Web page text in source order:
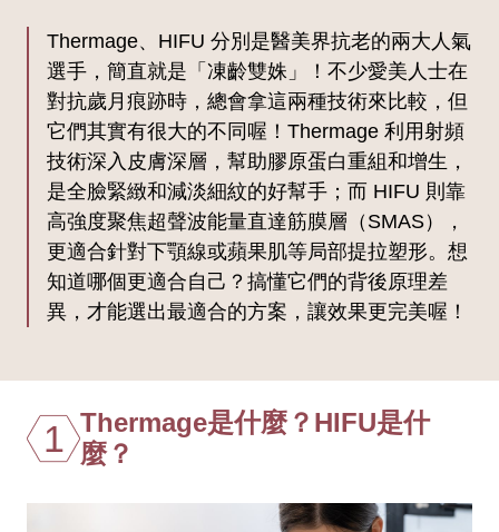
Thermage、HIFU 分別是醫美界抗老的兩大人氣
選手，簡直就是「凍齡雙姝」！不少愛美人士在
對抗歲月痕跡時，總會拿這兩種技術來比較，但
它們其實有很大的不同喔！Thermage 利用射頻
技術深入皮膚深層，幫助膠原蛋白重組和增生，
是全臉緊緻和減淡細紋的好幫手；而 HIFU 則靠
高強度聚焦超聲波能量直達筋膜層（SMAS），
更適合針對下顎線或蘋果肌等局部提拉塑形。想
知道哪個更適合自己？搞懂它們的背後原理差
異，才能選出最適合的方案，讓效果更完美喔！
1 Thermage是什麼？HIFU是什
麼？